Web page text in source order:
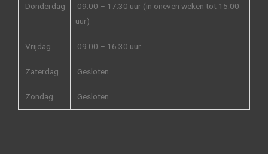
Donderdag
09.00 – 17.30 uur (in oneven weken tot 15.00
uur)
Vrijdag 09.00 – 16.30 uur
Zaterdag Gesloten
Zondag Gesloten